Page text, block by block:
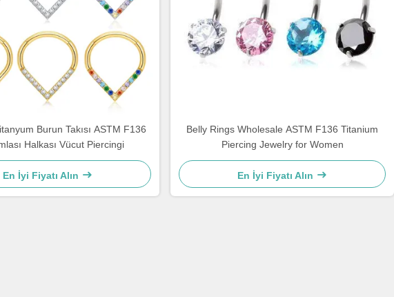
Burun Takısı ASTM F136
Halkası Vücut Piercingi
En İyi Fiyatı Alın
Belly Rings Wholesale ASTM F136 Titanium
Piercing Jewelry for Women
En İyi Fiyatı Alın